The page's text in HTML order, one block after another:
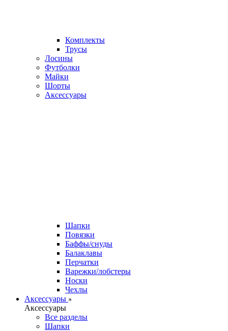
Комплекты
Трусы
Лосины
Футболки
Майки
Шорты
Аксессуары
Шапки
Повязки
Баффы/снуды
Балаклавы
Перчатки
Варежки/лобстеры
Носки
Чехлы
Аксессуары
Аксессуары
Все разделы
Шапки